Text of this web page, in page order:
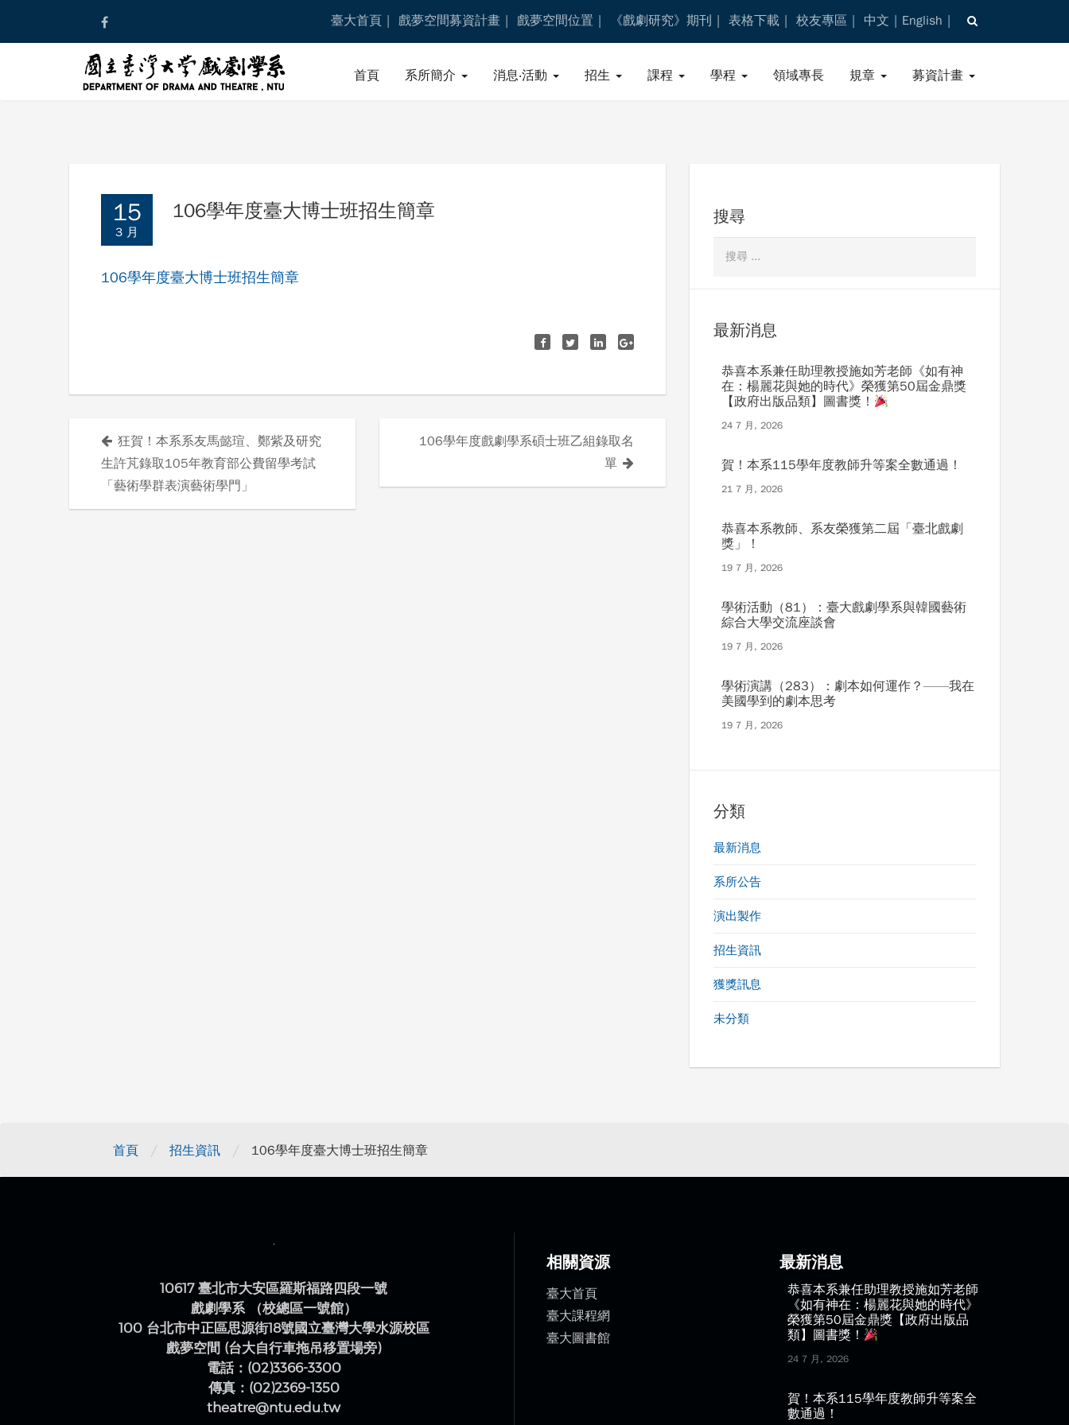
臺大首頁 戲夢空間募資計畫 戲夢空間位置 《戲劇研究》期刊 表格下載 校友專區 中文 English
首頁 系所簡介 消息‧活動 招生 課程 學程 領域專長 規章 募資計畫
15
3 月
106學年度臺大博士班招生簡章
106學年度臺大博士班招生簡章
狂賀！本系系友馬懿瑄、鄭紫及研究
生許芃錄取105年教育部公費留學考試
「藝術學群表演藝術學門」
106學年度戲劇學系碩士班乙組錄取名
單
搜尋
最新消息
恭喜本系兼任助理教授施如芳老師《如有神
在：楊麗花與她的時代》榮獲第50屆金鼎獎
【政府出版品類】圖書獎！
24 7 月, 2026
賀！本系115學年度教師升等案全數通過！
21 7 月, 2026
恭喜本系教師、系友榮獲第二屆「臺北戲劇
獎」！
19 7 月, 2026
學術活動（81）：臺大戲劇學系與韓國藝術
綜合大學交流座談會
19 7 月, 2026
學術演講（283）：劇本如何運作？——我在
美國學到的劇本思考
19 7 月, 2026
分類
最新消息
系所公告
演出製作
招生資訊
獲獎訊息
未分類
首頁 / 招生資訊 / 106學年度臺大博士班招生簡章
10617 臺北市大安區羅斯福路四段一號
戲劇學系 （校總區一號館）
100 台北市中正區思源街18號國立臺灣大學水源校區
戲夢空間 (台大自行車拖吊移置場旁)
相關資源
臺大首頁
臺大課程網
臺大圖書館
最新消息
恭喜本系兼任助理教授施如芳老師
《如有神在：楊麗花與她的時代》
榮獲第50屆金鼎獎【政府出版品
類】圖書獎！
24 7 月, 2026
賀！本系115學年度教師升等案全
數通過！